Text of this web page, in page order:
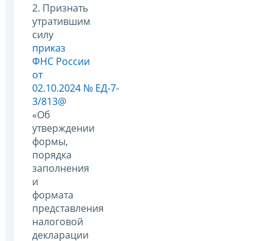
2. Признать
утратившим
силу
приказ
ФНС России
от
02.10.2024 № ЕД-7-
3/813@
«Об
утверждении
формы,
порядка
заполнения
и
формата
представления
налоговой
декларации